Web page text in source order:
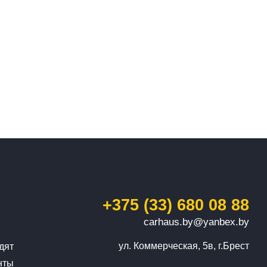
+375 (33) 680 08 88
carhaus.by@yanbex.by
ул. Коммерческая, 5в, г.Брест